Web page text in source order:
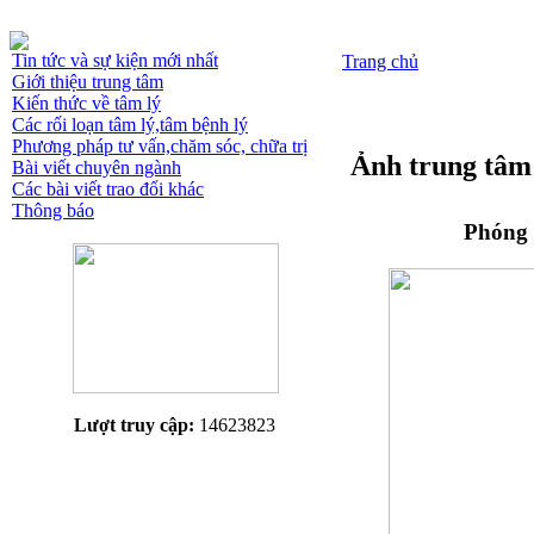
Tin tức và sự kiện mới nhất
Giới thiệu trung tâm
Kiến thức về tâm lý
Các rối loạn tâm lý,tâm bệnh lý
Phương pháp tư vấn,chăm sóc, chữa trị
Bài viết chuyên ngành
Các bài viết trao đổi khác
Thông báo
Lượt truy cập: 14623823
Trang chủ
Ảnh trung tâm